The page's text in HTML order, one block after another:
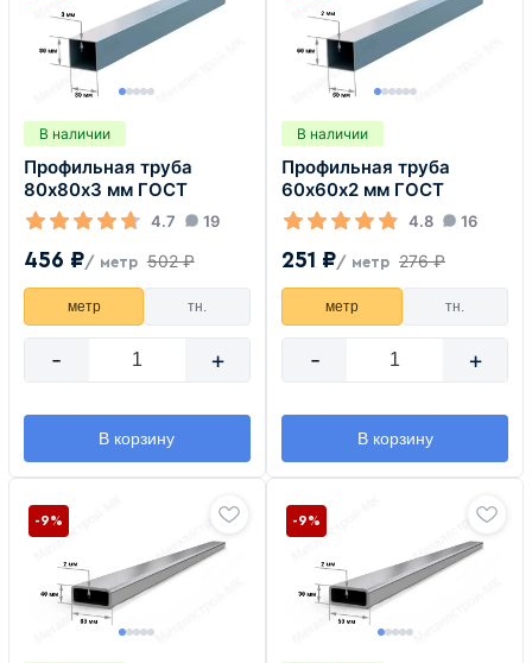
В наличии
Профильная труба
80х80х3 мм ГОСТ
4.7 19
456 ₽/ метр 502 ₽
метр тн.
- +
В корзину
В наличии
Профильная труба
60х60х2 мм ГОСТ
4.8 16
251 ₽/ метр 276 ₽
метр тн.
- +
В корзину
-9% -9%